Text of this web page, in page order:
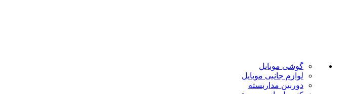
گوشی موبایل
لوازم جانبی موبایل
دوربین مداربسته